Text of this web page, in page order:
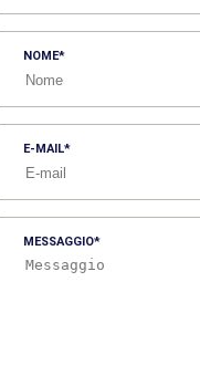
NOME
E-MAIL
MESSAGGIO